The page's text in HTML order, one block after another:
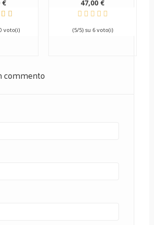
€
voto(i)
47,00 €
(5/5) su 6 voto(i)
commento